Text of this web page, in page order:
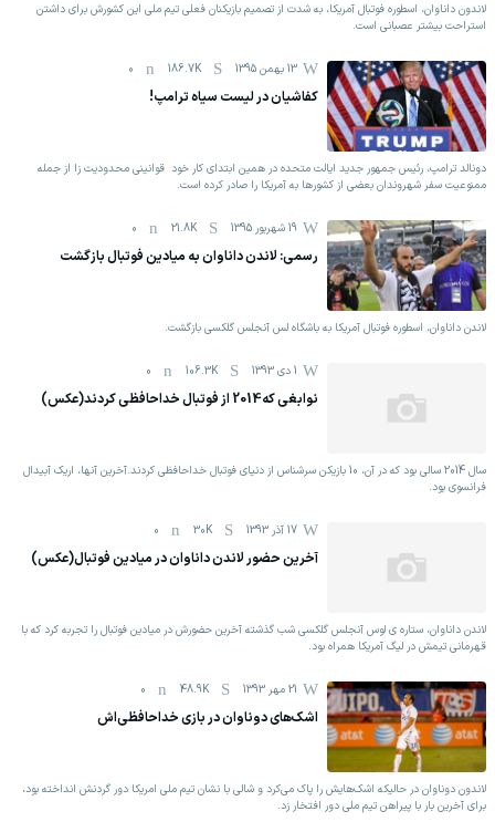
لاندون داناوان، اسطوره فوتبال آمریکا، به شدت از تصمیم بازیکنان فعلی تیم ملی این کشورش برای داشتن
استراحت بیشتر عصبانی است.
13 بهمن 1395 186.7K
0
کفاشیان در لیست سیاه ترامپ!
دونالد ترامپ، رئیس جمهور جدید ایالت متحده در همین ابتدای کار خود قوانینی محدودیت زا از جمله
ممنوعیت سفر شهروندان بعضی از کشورها به آمریکا را صادر کرده است.​​​​​​​
19 شهریور 1395 21.8K
0
رسمی: لاندن داناوان به میادین فوتبال بازگشت
لاندن داناوان، اسطوره فوتبال آمریکا به باشگاه لس آنجلس گلکسی بازگشت.
1 دی 1393 106.3K
0
نوابغی که2014 از فوتبال خداحافظی کردند(عکس)
سال 2014 سالی بود که در آن، 10 بازیکن سرشناس از دنیای فوتبال خداحافظی کردند.آخرین آنها، اریک آبیدال
فرانسوی بود.
17 آذر 1393 30K
0
آخرین حضور لاندن داناوان در میادین فوتبال(عکس)
لاندن داناوان، ستاره ی لوس آنجلس گلکسی شب گذشته آخرین حضورش در میادین فوتبال را تجربه کرد که با
قهرمانی تیمش در لیگ آمریکا همراه بود.
21 مهر 1393 48.9K
0
اشک‌های دوناوان در بازی خداحافظی‌اش
لاندون دوناوان در حالیکه اشک‌هایش را پاک می‌کرد و شالی با نشان تیم ملی امریکا دور گردنش انداخته بود،
برای آخرین بار با پیراهن تیم ملی دور افتخار زد.